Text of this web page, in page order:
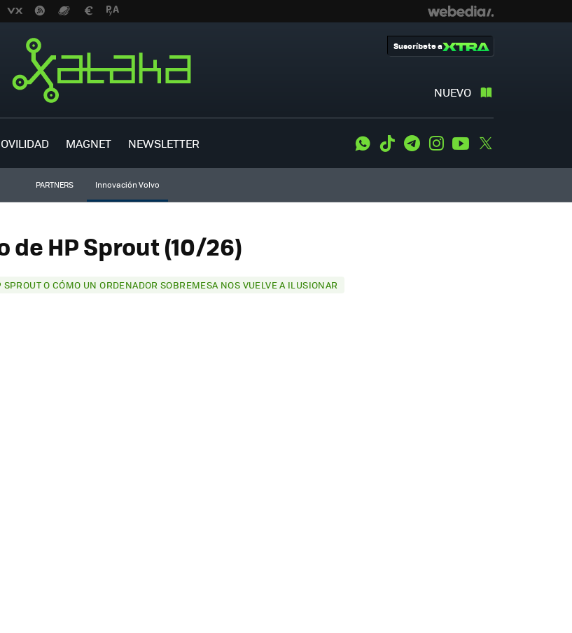
NUEVO
Suscríbete a
MAGNET NEWSLETTER WhatsApp
Tiktok TelegramInstagramYoutube
PARTNERS Innovación Volvo
de HP Sprout (10/26)
SPROUT O CÓMO UN ORDENADOR SOBREMESA NOS VUELVE A ILUSIONAR